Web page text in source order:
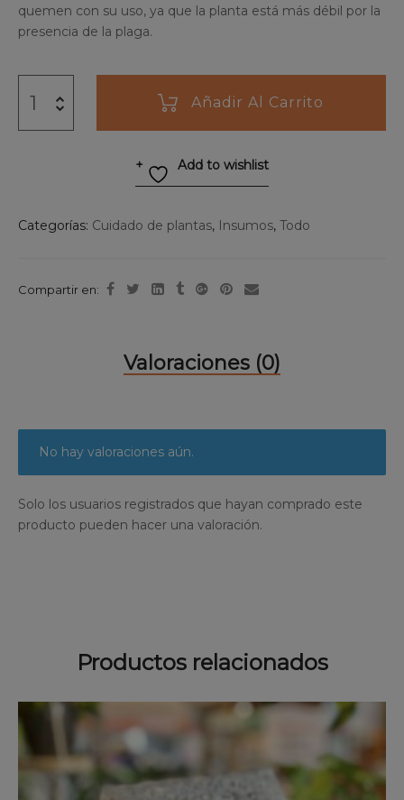
quemen con su uso, ya que la planta está más débil por la
presencia de la plaga.
Añadir Al Carrito
Add to wishlist
Categorías: Cuidado de plantas, Insumos, Todo
Compartir en:
Valoraciones (0)
No hay valoraciones aún.
Solo los usuarios registrados que hayan comprado este
producto pueden hacer una valoración.
Productos relacionados